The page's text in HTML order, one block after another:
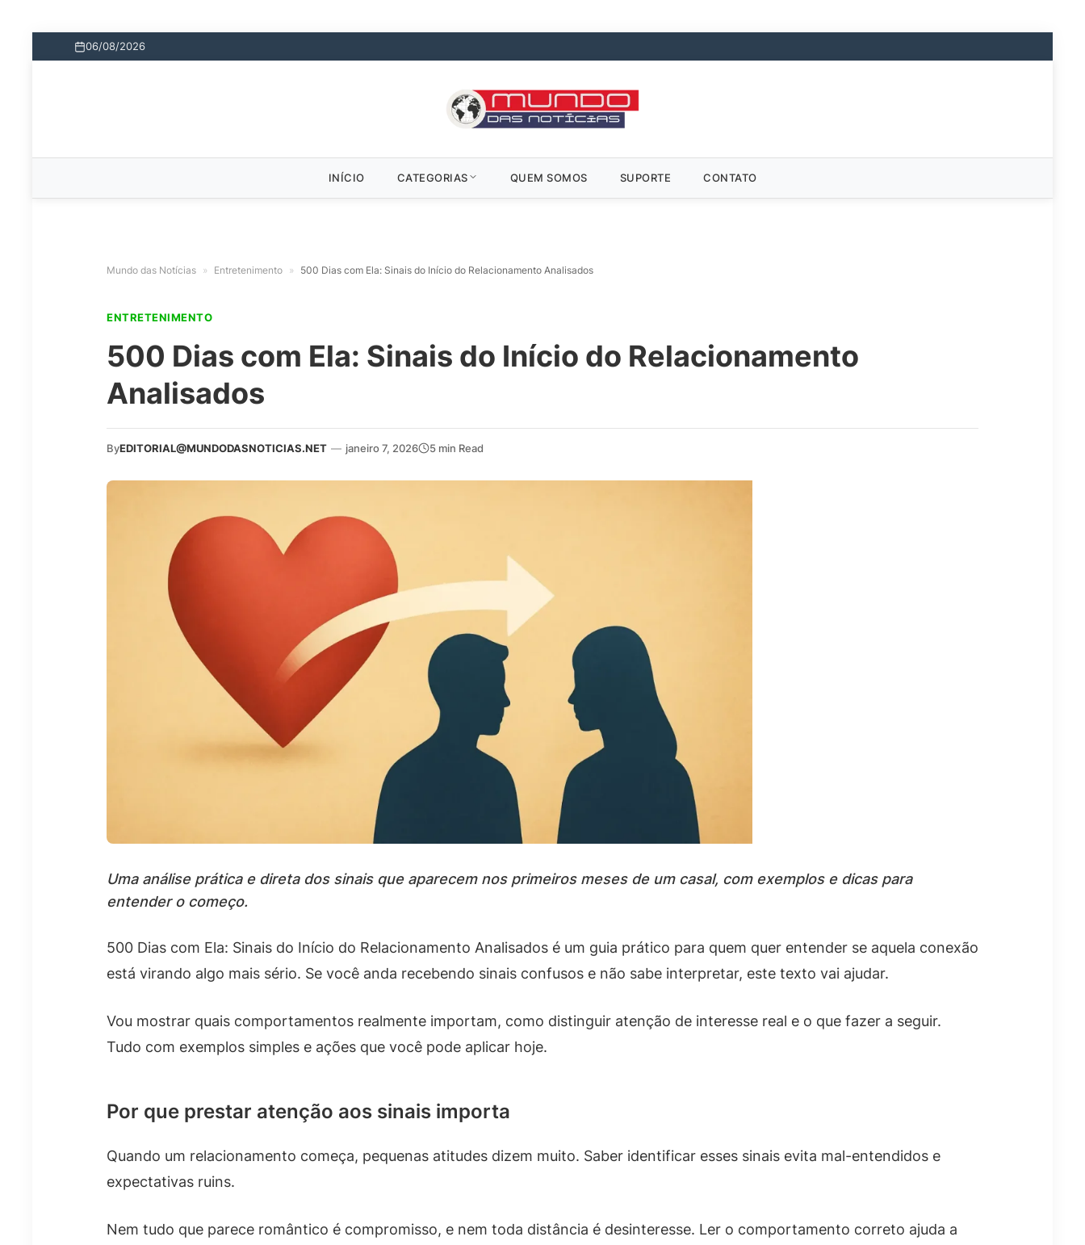
06/08/2026
INÍCIO CATEGORIAS QUEM SOMOS SUPORTE CONTATO
Mundo das Notícias » Entretenimento » 500 Dias com Ela: Sinais do Início do Relacionamento Analisados
ENTRETENIMENTO
500 Dias com Ela: Sinais do Início do Relacionamento
Analisados
ByEDITORIAL@MUNDODASNOTICIAS.NET — janeiro 7, 2026 5 min Read
Uma análise prática e direta dos sinais que aparecem nos primeiros meses de um casal, com exemplos e dicas para
entender o começo.
500 Dias com Ela: Sinais do Início do Relacionamento Analisados é um guia prático para quem quer entender se aquela conexão
está virando algo mais sério. Se você anda recebendo sinais confusos e não sabe interpretar, este texto vai ajudar.
Vou mostrar quais comportamentos realmente importam, como distinguir atenção de interesse real e o que fazer a seguir.
Tudo com exemplos simples e ações que você pode aplicar hoje.
Por que prestar atenção aos sinais importa
Quando um relacionamento começa, pequenas atitudes dizem muito. Saber identificar esses sinais evita mal-entendidos e
expectativas ruins.
Nem tudo que parece romântico é compromisso, e nem toda distância é desinteresse. Ler o comportamento correto ajuda a